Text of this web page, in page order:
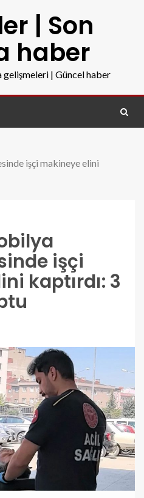
| Son
haber
| Güncel haber
işçi makineye elini
işçi
kaptırdı: 3